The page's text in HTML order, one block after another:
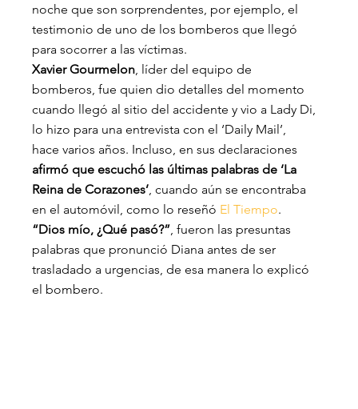
noche que son sorprendentes, por ejemplo, el
testimonio de uno de los bomberos que llegó
para socorrer a las víctimas.
Xavier Gourmelon , líder del equipo de
bomberos, fue quien dio detalles del momento
cuando llegó al sitio del accidente y vio a Lady Di,
lo hizo para una entrevista con el ‘Daily Mail’,
hace varios años. Incluso, en sus declaraciones
afirmó que escuchó las últimas palabras de ‘La
Reina de Corazones’ , cuando aún se encontraba
en el automóvil, como lo reseñó El Tiempo.
“Dios mío, ¿Qué pasó?” , fueron las presuntas
palabras que pronunció Diana antes de ser
trasladado a urgencias, de esa manera lo explicó
el bombero.